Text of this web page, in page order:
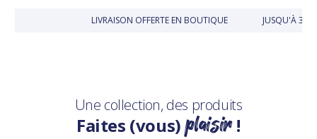
LIVRAISON OFFERTE EN BOUTIQUE JUSQU'À 30
Une collection, des produits
Faites (vous)plaisir!